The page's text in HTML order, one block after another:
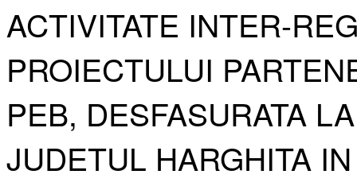
ACTIVITATE INTER-
PROIECTULUI
PEB, DESFASURATA
JUDETUL HARGHITA